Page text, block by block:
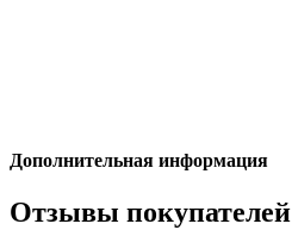
Дополнительная информация
Отзывы покупателей